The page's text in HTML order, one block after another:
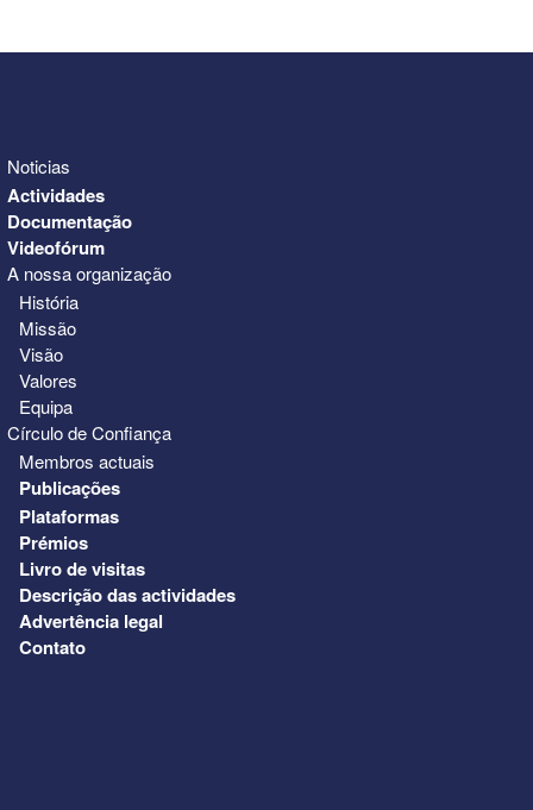
Noticias
Actividades
Documentação
Videofórum
A nossa organização
História
Missão
Visão
Valores
Equipa
Círculo de Confiança
Membros actuais
Publicações
Plataformas
Prémios
Livro de visitas
Descrição das actividades
Advertência legal
Contato